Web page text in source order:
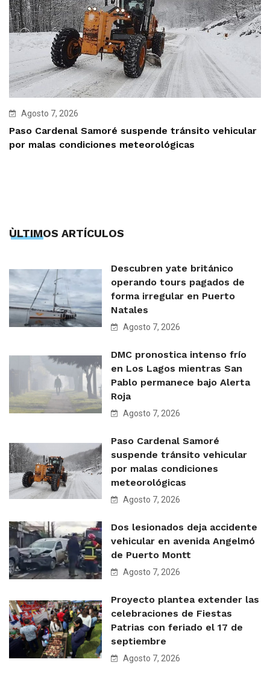
Agosto 7, 2026
Paso Cardenal Samoré suspende tránsito vehicular
por malas condiciones meteorológicas
ÙLTIMOS ARTÍCULOS
Descubren yate británico
operando tours pagados de
forma irregular en Puerto
Natales
Agosto 7, 2026
DMC pronostica intenso frío
en Los Lagos mientras San
Pablo permanece bajo Alerta
Roja
Agosto 7, 2026
Paso Cardenal Samoré
suspende tránsito vehicular
por malas condiciones
meteorológicas
Agosto 7, 2026
Dos lesionados deja accidente
vehicular en avenida Angelmó
de Puerto Montt
Agosto 7, 2026
Proyecto plantea extender las
celebraciones de Fiestas
Patrias con feriado el 17 de
septiembre
Agosto 7, 2026